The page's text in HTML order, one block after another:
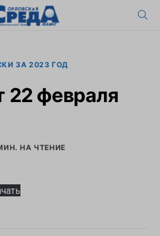
ЗА 2023 ГОД
февраля
НА ЧТЕНИЕ